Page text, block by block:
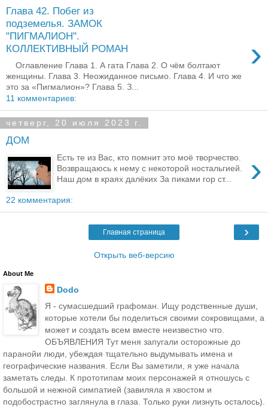
Глава 42. Побег из
подземелья. ЗАМОК
"ПИГМАЛИОН".
КОЛЛЕКТИВНЫЙ РОМАН
›
Оглавление Глава 1. А гата Глава 2. О чём болтают
женщины. Глава 3. Неожиданное письмо. Глава 4. И что же
это за «Пигмалион»? Глава 5. З...
11 комментариев:
четверг, 20 июля 2023 г.
ДОМ
›
Есть те из Вас, кто помнит это моё творчество.
Возвращаюсь к нему с некоторой ностальгией.
Наш дом в краях далёких За пиками гор ст...
22 комментария:
›
Главная страница
Открыть веб-версию
About Me
Dodo
Я - сумасшедший графоман. Ищу родственные души,
которые хотели бы поделиться своими сокровищами, а
может и создать всем вместе неизвестно что.
ОБЪЯВЛЕНИЯ Тут меня запугали осторожные до
паранойи люди, убеждая тщательно выдумывать имена и
географические названия. Если Вы заметили, я уже начала
заметать следы. К прототипам моих персонажей я отношусь с
большой и нежной симпатией (завиляла я хвостом и
подобострастно заглянула в глаза. Только руки лизнуть осталось).